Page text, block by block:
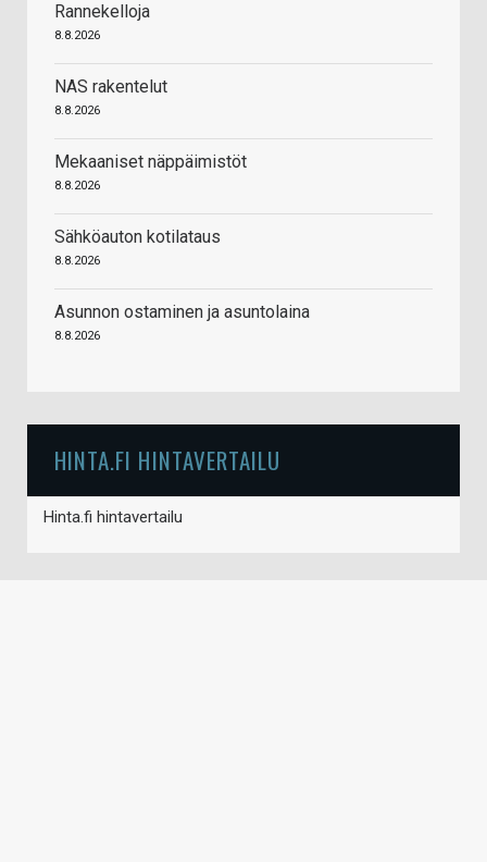
Rannekelloja
8.8.2026
NAS rakentelut
8.8.2026
Mekaaniset näppäimistöt
8.8.2026
Sähköauton kotilataus
8.8.2026
Asunnon ostaminen ja asuntolaina
8.8.2026
HINTA.FI HINTAVERTAILU
Hinta.fi hintavertailu